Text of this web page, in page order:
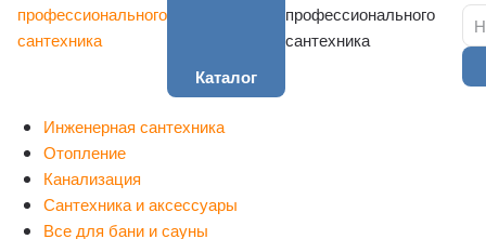
Каталог
профессионального
сантехника
Инженерная сантехника
Отопление
Канализация
Сантехника и аксессуары
Все для бани и сауны